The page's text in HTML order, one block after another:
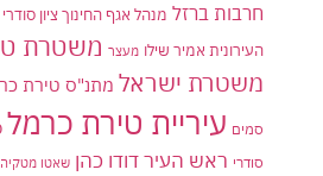
חרבות ברזל מנהל אגף החינוך ציון סודרי
העירונית אמיר שילו מעצר משטרת
משטרת ישראל מתנ"ס טירת
סמים עיריית טירת כרמל
סודרי ראש העיר דודו כהן שאטו מטקיה